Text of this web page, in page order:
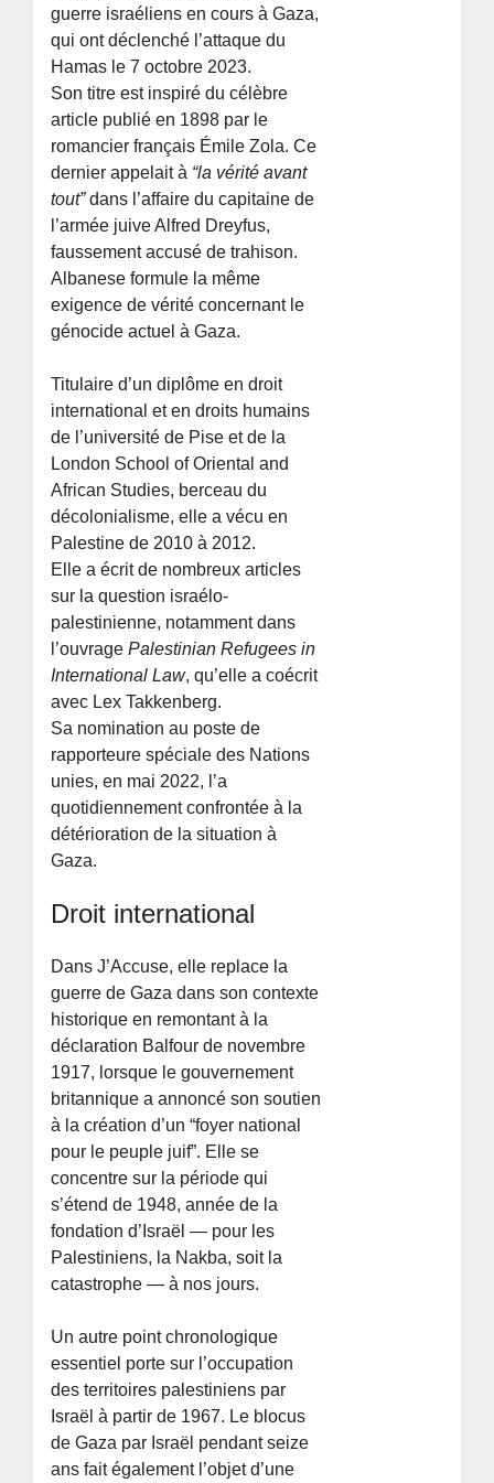
guerre israéliens en cours à Gaza,
qui ont déclenché l’attaque du
Hamas le 7 octobre 2023.
Son titre est inspiré du célèbre
article publié en 1898 par le
romancier français Émile Zola. Ce
dernier appelait à “la vérité avant
tout”dans l’affaire du capitaine de
l’armée juive Alfred Dreyfus,
faussement accusé de trahison.
Albanese formule la même
exigence de vérité concernant le
génocide actuel à Gaza.
Titulaire d’un diplôme en droit
international et en droits humains
de l’université de Pise et de la
London School of Oriental and
African Studies, berceau du
décolonialisme, elle a vécu en
Palestine de 2010 à 2012.
Elle a écrit de nombreux articles
sur la question israélo-
palestinienne, notamment dans
l’ouvragePalestinian Refugees in
International Law, qu’elle a coécrit
avec Lex Takkenberg.
Sa nomination au poste de
rapporteure spéciale des Nations
unies, en mai 2022, l’a
quotidiennement confrontée à la
détérioration de la situation à
Gaza.
Droit international
Dans J’Accuse, elle replace la
guerre de Gaza dans son contexte
historique en remontant à la
déclaration Balfour de novembre
1917, lorsque le gouvernement
britannique a annoncé son soutien
à la création d’un “foyer national
pour le peuple juif”. Elle se
concentre sur la période qui
s’étend de 1948, année de la
fondation d’Israël — pour les
Palestiniens, la Nakba, soit la
catastrophe — à nos jours.
Un autre point chronologique
essentiel porte sur l’occupation
des territoires palestiniens par
Israël à partir de 1967. Le blocus
de Gaza par Israël pendant seize
ans fait également l’objet d’une